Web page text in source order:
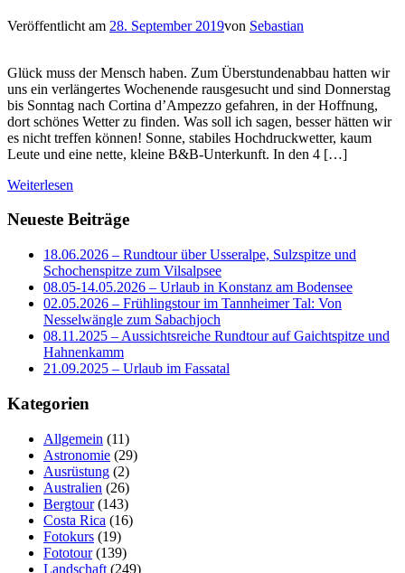
Veröffentlicht am 28. September 2019von Sebastian
Glück muss der Mensch haben. Zum Überstundenabbau hatten wir
uns ein verlängertes Wochenende rausgesucht und sind Donnerstag
bis Sonntag nach Cortina d’Ampezzo gefahren, in der Hoffnung,
dort schönes Wetter zu finden. Was soll ich sagen, besser hätten wir
es nicht treffen können! Sonne, stabiles Hochdruckwetter, kaum
Leute und eine nette, kleine B&B-Unterkunft. In den 4 […]
Weiterlesen
Neueste Beiträge
18.06.2026 – Rundtour über Usseralpe, Sulzspitze und
Schochenspitze zum Vilsalpsee
08.05-14.05.2026 – Urlaub in Konstanz am Bodensee
02.05.2026 – Frühlingstour im Tannheimer Tal: Von
Nesselwängle zum Sabachjoch
08.11.2025 – Aussichtsreiche Rundtour auf Gaichtspitze und
Hahnenkamm
21.09.2025 – Urlaub im Fassatal
Kategorien
Allgemein (11)
Astronomie (29)
Ausrüstung (2)
Australien (26)
Bergtour(143)
Costa Rica (16)
Fotokurs (19)
Fototour(139)
Landschaft (249)